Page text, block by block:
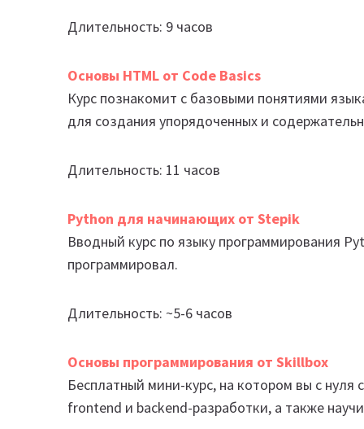
Длительность: 9 часов
Основы HTML от Code Basics
Курс познакомит с базовыми понятиями
для создания упорядоченных и
Длительность: 11 часов
Python для начинающих от Stepik
Вводный курс по языку программирования
программировал.
Длительность: ~5-6 часов
Основы программирования от Skillbox
Бесплатный мини-курс, на котором вы с
frontend и backend-разработки, а также